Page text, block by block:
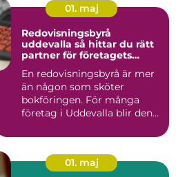
01. maj
Redovisningsbyrå
uddevalla så hittar du rätt
partner för företagets
En redovisningsbyrå är mer
än någon som sköter
bokföringen. För många
företag i Uddevalla blir den
01. maj